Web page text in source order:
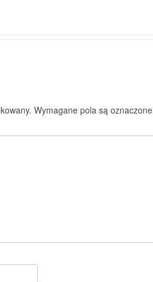
Wymagane pola są oznaczone